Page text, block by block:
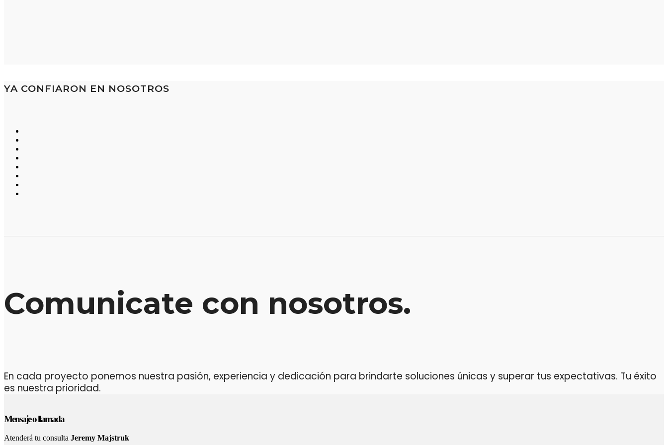
YA CONFIARON EN NOSOTROS
Comunicate con nosotros.
En cada proyecto ponemos nuestra pasión, experiencia y dedicación para brindarte soluciones únicas y superar tus expectativas. Tu éxito
es nuestra prioridad.
Mensaje o llamada
Atenderá tu consulta Jeremy Majstruk